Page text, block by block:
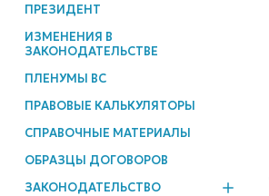
ПРЕЗИДЕНТ
ИЗМЕНЕНИЯ В
ЗАКОНОДАТЕЛЬСТВЕ
ПЛЕНУМЫ ВС
ПРАВОВЫЕ КАЛЬКУЛЯТОРЫ
СПРАВОЧНЫЕ МАТЕРИАЛЫ
ОБРАЗЦЫ ДОГОВОРОВ
ЗАКОНОДАТЕЛЬСТВО